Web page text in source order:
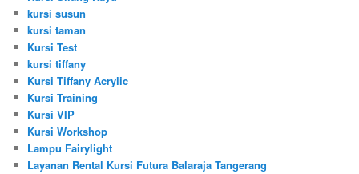
kursi susun
kursi taman
Kursi Test
kursi tiffany
Kursi Tiffany Acrylic
Kursi Training
Kursi VIP
Kursi Workshop
Lampu Fairylight
Layanan Rental Kursi Futura Balaraja Tangerang